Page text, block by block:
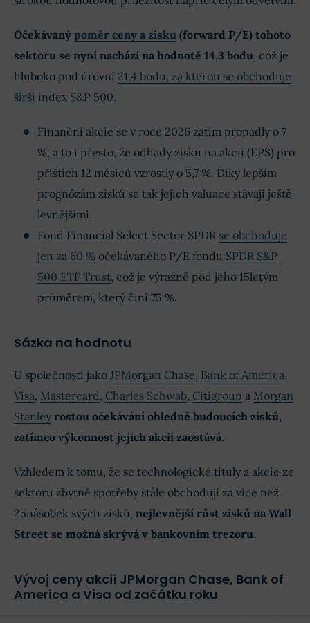
Očekávaný poměr ceny a zisku (forward P/E) tohoto
sektoru se nyní nachází na hodnotě 14,3 bodu, což je
hluboko pod úrovní 21,4 bodu, za kterou se obchoduje
širší index S&P 500.
Finanční akcie se v roce 2026 zatím propadly o 7
%, a to i přesto, že odhady zisku na akcii (EPS) pro
příštích 12 měsíců vzrostly o 5,7 %. Díky lepším
prognózám zisků se tak jejich valuace stávají ještě
levnějšími.
Fond Financial Select Sector SPDR se obchoduje
jen za 60 % očekávaného P/E fondu SPDR S&P
500 ETF Trust, což je výrazně pod jeho 15letým
průměrem, který činí 75 %.
Sázka na hodnotu
U společností jako JPMorgan Chase, Bank of America,
Visa, Mastercard, Charles Schwab, Citigroup a Morgan
Stanley rostou očekávání ohledně budoucích zisků,
zatímco výkonnost jejich akcií zaostává.
Vzhledem k tomu, že se technologické tituly a akcie ze
sektoru zbytné spotřeby stále obchodují za více než
25násobek svých zisků, nejlevnější růst zisků na Wall
Street se možná skrývá v bankovním trezoru.
Vývoj ceny akcií JPMorgan Chase, Bank of
America a Visa od začátku roku